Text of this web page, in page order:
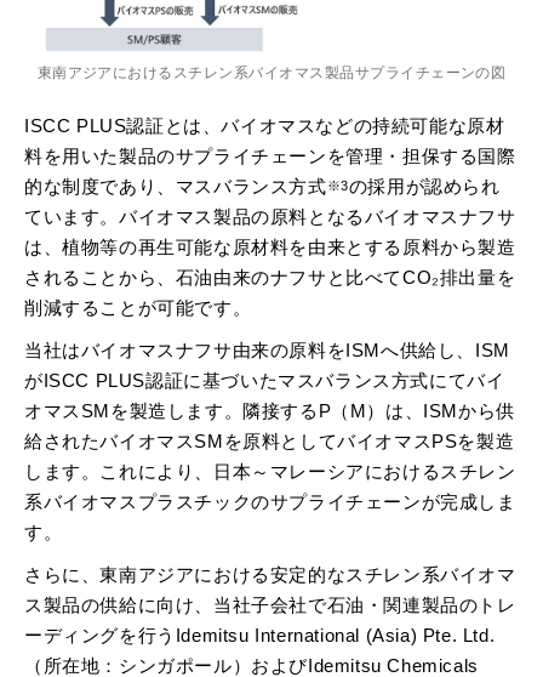
東南アジアにおけるスチレン系バイオマス製品サプライチェーンの図
ISCC PLUS認証とは、バイオマスなどの持続可能な原材
料を用いた製品のサプライチェーンを管理・担保する国際
的な制度であり、マスバランス方式※3の採用が認められ
ています。バイオマス製品の原料となるバイオマスナフサ
は、植物等の再生可能な原材料を由来とする原料から製造
されることから、石油由来のナフサと比べてCO₂排出量を
削減することが可能です。
当社はバイオマスナフサ由来の原料をISMへ供給し、ISM
がISCC PLUS認証に基づいたマスバランス方式にてバイ
オマスSMを製造します。隣接するP（M）は、ISMから供
給されたバイオマスSMを原料としてバイオマスPSを製造
します。これにより、日本～マレーシアにおけるスチレン
系バイオマスプラスチックのサプライチェーンが完成しま
す。
さらに、東南アジアにおける安定的なスチレン系バイオマ
ス製品の供給に向け、当社子会社で石油・関連製品のトレ
ーディングを行うIdemitsu International (Asia) Pte. Ltd.
（所在地：シンガポール）およびIdemitsu Chemicals